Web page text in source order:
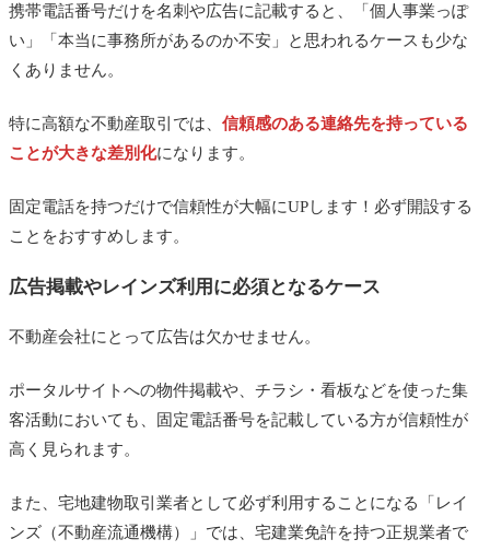
2. 停電時は利用できない
まとめ
あわせて読みたい
携帯電話番号だけを名刺や広告に記載すると、「個人事業っぽ
い」「本当に事務所があるのか不安」と思われるケースも少な
くありません。
特に高額な不動産取引では、 信頼感のある連絡先を持っている
ことが大きな差別化になります。
固定電話を持つだけで信頼性が大幅にUPします！必ず開設する
ことをおすすめします。
広告掲載やレインズ利用に必須となるケース
不動産会社にとって広告は欠かせません。
ポータルサイトへの物件掲載や、チラシ・看板などを使った集
客活動においても、固定電話番号を記載している方が信頼性が
高く見られます。
また、宅地建物取引業者として必ず利用することになる「レイ
ンズ（不動産流通機構）」では、宅建業免許を持つ正規業者で